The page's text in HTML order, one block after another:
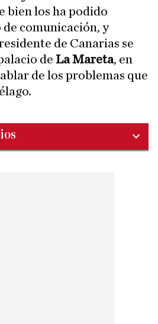
bien los ha podido
comunicación, y
de Canarias se
de La Mareta, en
de los problemas que